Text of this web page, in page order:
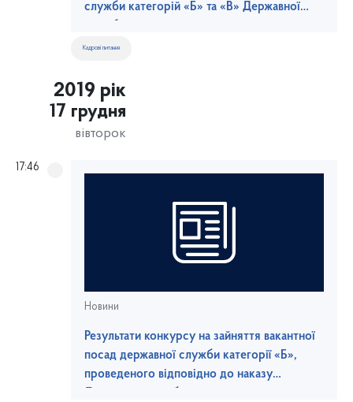
служби категорій «Б» та «В» Державної
України
Кадрові питання
2019 рік
17 грудня
вівторок
Новини
Результати конкурсу на зайняття вакантної
посад державної служби категорії «Б»,
проведеного відповідно до наказу
17:46